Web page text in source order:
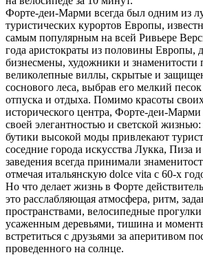
Форте-деи-Марми всегда был одним из
туристических курортов Европы,
самым популярным на всей Ривьере
года аристократы из половины Европы,
бизнесмены, художники и знаменитости
великолепные виллы, скрытые и
соснового леса, выбрав его мелкий
отпуска и отдыха. Помимо красоты
исторического центра, Форте-деи-Марми
своей элегантностью и светской
бутики высокой моды привлекают
соседние города искусства Лукка, Пиза
заведения всегда принимали
отмечая итальянскую dolce vita с 60-х
Но что делает жизнь в Форте
это расслабляющая атмосфера, ритм,
пространствами, велосипедные
усаженным деревьями, тишина и
встретиться с друзьями за аперитивом
проведенного на солнце.